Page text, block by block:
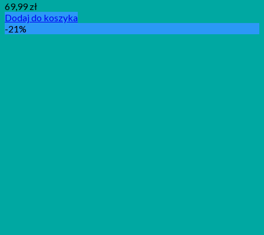
69,99 zł
Dodaj do koszyka
-21%